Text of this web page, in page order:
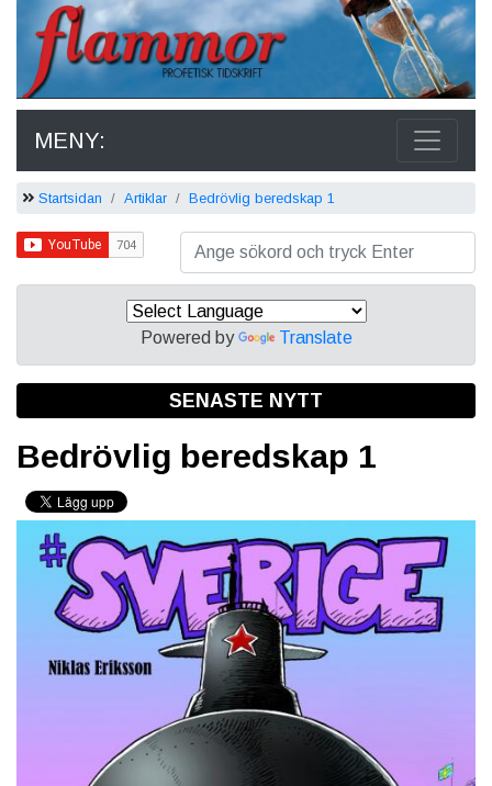
MENY:
Startsidan Artiklar Bedrövlig beredskap 1
Powered by Translate
SENASTE NYTT
Bedrövlig beredskap 1